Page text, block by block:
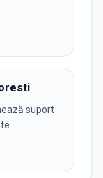
suport